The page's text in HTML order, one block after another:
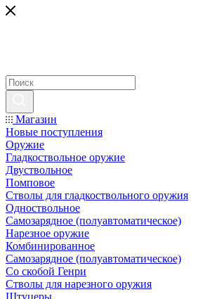
Магазин
Новые поступления
Оружие
Гладкоствольное оружие
Двуствольное
Помповое
Стволы для гладкоствольного оружия
Одноствольное
Самозарядное (полуавтоматическое)
Нарезное оружие
Комбинированное
Самозарядное (полуавтоматическое)
Со скобой Генри
Стволы для нарезного оружия
Штуцеры